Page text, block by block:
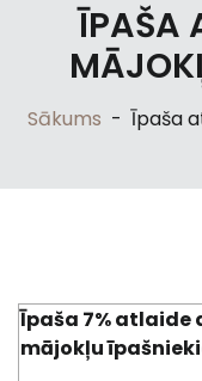
ĪPAŠA
Sākums - Īpaša
Īpaša 7%
mājokļu